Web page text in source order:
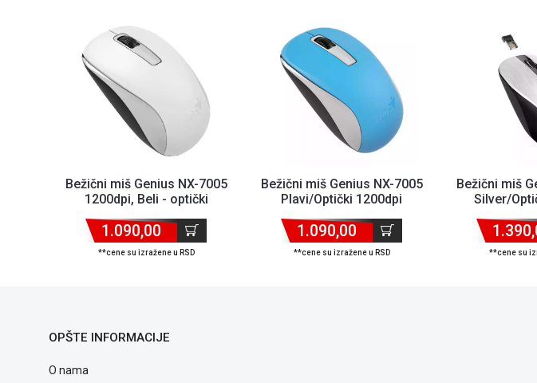
Bežični miš Genius NX-7005
1200dpi, Beli - optički
1.090,00
**cene su izražene u RSD
Bežični miš Genius NX-7005
Plavi/Optički 1200dpi
1.090,00
**cene su izražene u RSD
Bežični miš
Silver/
**cene su
OPŠTE INFORMACIJE
O nama